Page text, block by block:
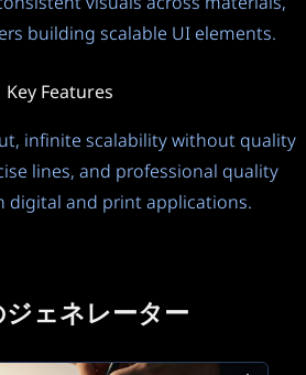
building scalable UI elements.
Key Features
infinite scalability without quality
lines, and professional quality
digital and print applications.
ェネレーター